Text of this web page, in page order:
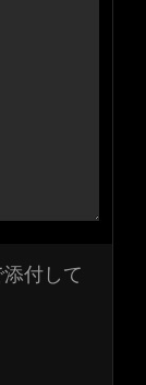
付して